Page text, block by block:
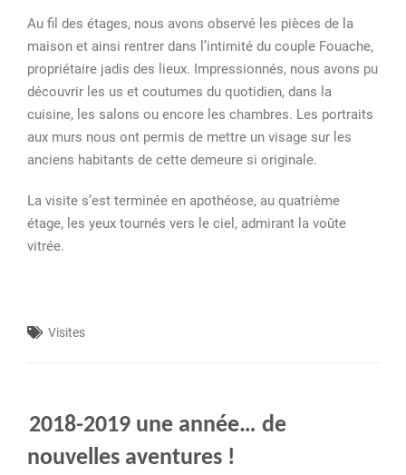
Au fil des étages, nous avons observé les pièces de la
maison et ainsi rentrer dans l’intimité du couple Fouache,
propriétaire jadis des lieux. Impressionnés, nous avons pu
découvrir les us et coutumes du quotidien, dans la
cuisine, les salons ou encore les chambres. Les portraits
aux murs nous ont permis de mettre un visage sur les
anciens habitants de cette demeure si originale.
La visite s’est terminée en apothéose, au quatrième
étage, les yeux tournés vers le ciel, admirant la voûte
vitrée.
Visites
2018-2019 une année… de
nouvelles aventures !